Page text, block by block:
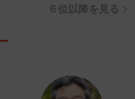
６位以降を見る